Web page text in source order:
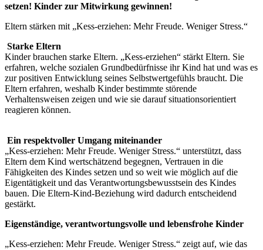
setzen! Kinder zur Mitwirkung gewinnen!
Eltern stärken mit „Kess-erziehen: Mehr Freude. Weniger Stress.“
Starke Eltern
Kinder brauchen starke Eltern. „Kess-erziehen“ stärkt Eltern. Sie
erfahren, welche sozialen Grundbedürfnisse ihr Kind hat und was es
zur positiven Entwicklung seines Selbstwertgefühls braucht. Die
Eltern erfahren, weshalb Kinder bestimmte störende
Verhaltensweisen zeigen und wie sie darauf situationsorientiert
reagieren können.
Ein respektvoller Umgang miteinander
„Kess-erziehen: Mehr Freude. Weniger Stress.“ unterstützt, dass
Eltern dem Kind wertschätzend begegnen, Vertrauen in die
Fähigkeiten des Kindes setzen und so weit wie möglich auf die
Eigentätigkeit und das Verantwortungsbewusstsein des Kindes
bauen. Die Eltern-Kind-Beziehung wird dadurch entscheidend
gestärkt.
Eigenständige, verantwortungsvolle und lebensfrohe Kinder
„Kess-erziehen: Mehr Freude. Weniger Stress.“ zeigt auf, wie das